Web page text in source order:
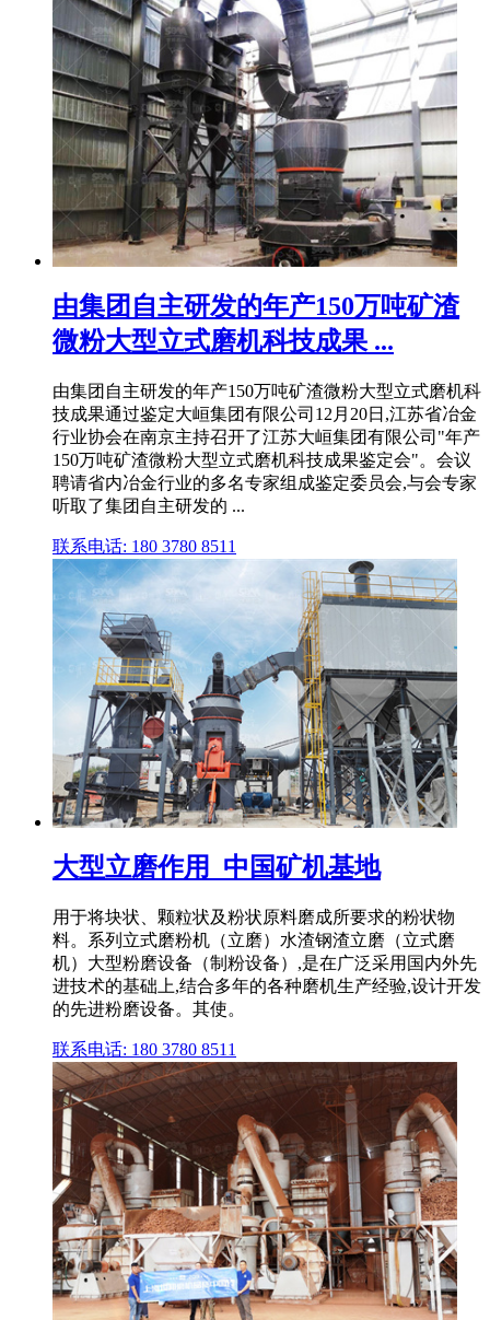
由集团自主研发的年产150万吨矿渣
微粉大型立式磨机科技成果 ...
由集团自主研发的年产150万吨矿渣微粉大型立式磨机科
技成果通过鉴定大峘集团有限公司12月20日,江苏省冶金
行业协会在南京主持召开了江苏大峘集团有限公司"年产
150万吨矿渣微粉大型立式磨机科技成果鉴定会"。会议
聘请省内冶金行业的多名专家组成鉴定委员会,与会专家
听取了集团自主研发的 ...
联系电话: 180 3780 8511
大型立磨作用_中国矿机基地
用于将块状、颗粒状及粉状原料磨成所要求的粉状物
料。系列立式磨粉机（立磨）水渣钢渣立磨（立式磨
机）大型粉磨设备（制粉设备）,是在广泛采用国内外先
进技术的基础上,结合多年的各种磨机生产经验,设计开发
的先进粉磨设备。其使。
联系电话: 180 3780 8511